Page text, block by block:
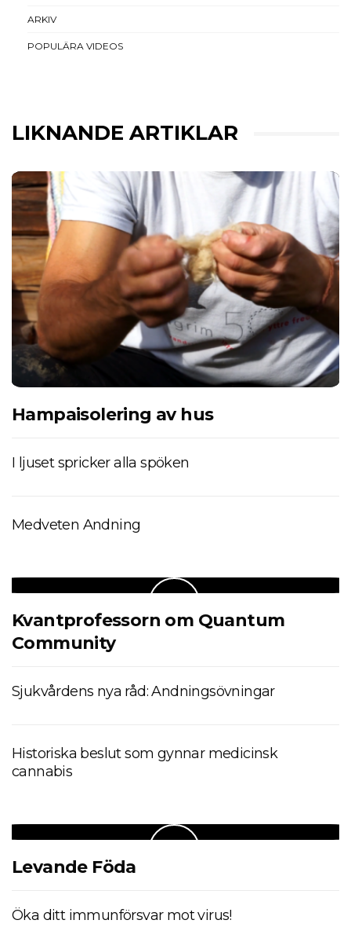
ARKIV
POPULÄRA VIDEOS
LIKNANDE ARTIKLAR
Hampaisolering av hus
I ljuset spricker alla spöken
Medveten Andning
Kvantprofessorn om Quantum
Community
Sjukvårdens nya råd: Andningsövningar
Historiska beslut som gynnar medicinsk
cannabis
Levande Föda
Öka ditt immunförsvar mot virus!